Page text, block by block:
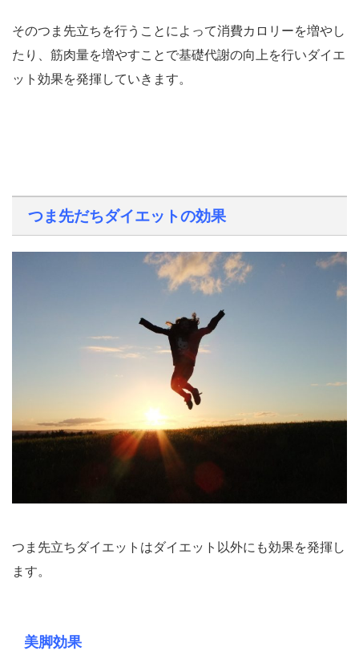
そのつま先立ちを行うことによって消費カロリーを増やし
たり、筋肉量を増やすことで基礎代謝の向上を行いダイエ
ット効果を発揮していきます。
つま先だちダイエットの効果
つま先立ちダイエットはダイエット以外にも効果を発揮し
ます。
美脚効果